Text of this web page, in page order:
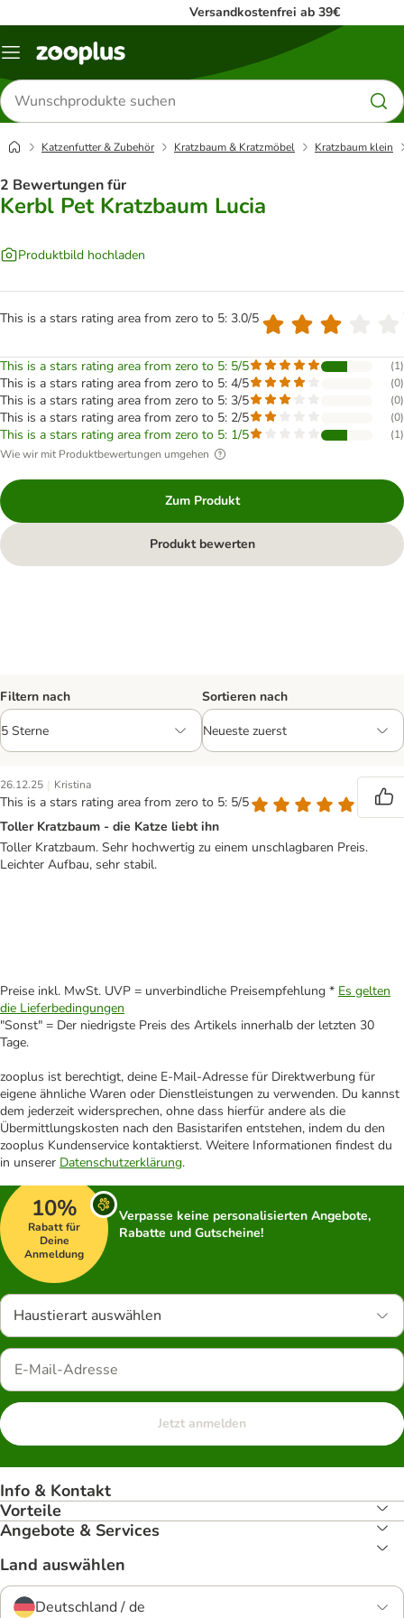
Versandkostenfrei ab 39€
Menü
Produkte
suchen
Katzenfutter & Zubehör Kratzbaum & Kratzmöbel Kratzbaum klein
2 Bewertungen für
Kerbl Pet Kratzbaum Lucia
Produktbild hochladen
This is a stars rating area from zero to 5: 3.0/5
This is a stars rating area from zero to 5: 5/5 (1)
This is a stars rating area from zero to 5: 4/5 (0)
This is a stars rating area from zero to 5: 3/5 (0)
This is a stars rating area from zero to 5: 2/5 (0)
This is a stars rating area from zero to 5: 1/5 (1)
Wie wir mit Produktbewertungen umgehen
Zum Produkt
Produkt bewerten
Filtern nach Sortieren nach
26.12.25 | Kristina
This is a stars rating area from zero to 5: 5/5
Toller Kratzbaum - die Katze liebt ihn
Toller Kratzbaum. Sehr hochwertig zu einem unschlagbaren Preis.
Leichter Aufbau, sehr stabil.
Preise inkl. MwSt. UVP = unverbindliche Preisempfehlung * Es gelten
die Lieferbedingungen
"Sonst" = Der niedrigste Preis des Artikels innerhalb der letzten 30
Tage.
zooplus ist berechtigt, deine E-Mail-Adresse für Direktwerbung für
eigene ähnliche Waren oder Dienstleistungen zu verwenden. Du kannst
dem jederzeit widersprechen, ohne dass hierfür andere als die
Übermittlungskosten nach den Basistarifen entstehen, indem du den
zooplus Kundenservice kontaktierst. Weitere Informationen findest du
in unserer Datenschutzerklärung.
10%
Rabatt für
Deine
Anmeldung
Verpasse keine personalisierten Angebote,
Rabatte und Gutscheine!
Haustierart auswählen
Jetzt anmelden
Info & Kontakt
Vorteile
Angebote & Services
Land auswählen
Deutschland / de